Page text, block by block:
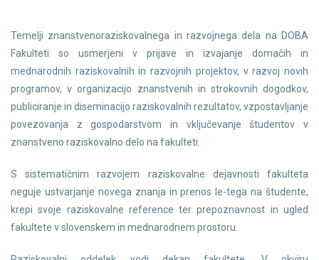
Temelji znanstvenoraziskovalnega in razvojnega dela na DOBA
Fakulteti so usmerjeni v prijave in izvajanje domačih in
mednarodnih raziskovalnih in razvojnih projektov, v razvoj novih
programov, v organizacijo znanstvenih in strokovnih dogodkov,
publiciranje in diseminacijo raziskovalnih rezultatov, vzpostavljanje
povezovanja z gospodarstvom in vključevanje študentov v
znanstveno raziskovalno delo na fakulteti.
S sistematičnim razvojem raziskovalne dejavnosti fakulteta
neguje ustvarjanje novega znanja in prenos le-tega na študente,
krepi svoje raziskovalne reference ter prepoznavnost in ugled
fakultete v slovenskem in mednarodnem prostoru.